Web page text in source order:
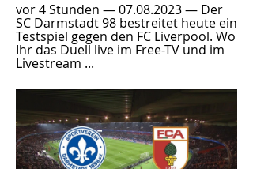
vor 4 Stunden — 07.08.2023 — Der
SC Darmstadt 98 bestreitet heute ein
Testspiel gegen den FC Liverpool. Wo
Ihr das Duell live im Free-TV und im
Livestream ...